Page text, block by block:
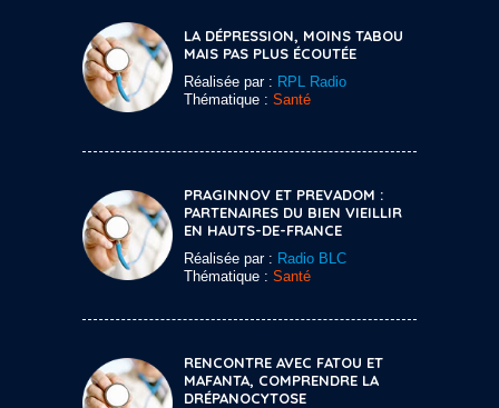
LA DÉPRESSION, MOINS TABOU
MAIS PAS PLUS ÉCOUTÉE
Réalisée par : RPL Radio
Thématique : Santé
PRAGINNOV ET PREVADOM :
PARTENAIRES DU BIEN VIEILLIR
EN HAUTS-DE-FRANCE
Réalisée par : Radio BLC
Thématique : Santé
RENCONTRE AVEC FATOU ET
MAFANTA, COMPRENDRE LA
DRÉPANOCYTOSE